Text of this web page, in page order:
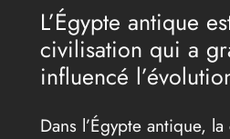
L’Égypte antique
civilisation qui a
influencé
Dans l’Égypte antique,